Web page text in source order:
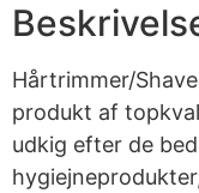
Hårtrimmer/
produkt af
udkig efter de